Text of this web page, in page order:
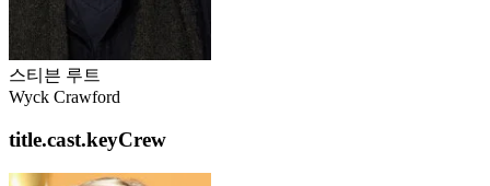
스티븐 루트
Wyck Crawford
title.cast.keyCrew